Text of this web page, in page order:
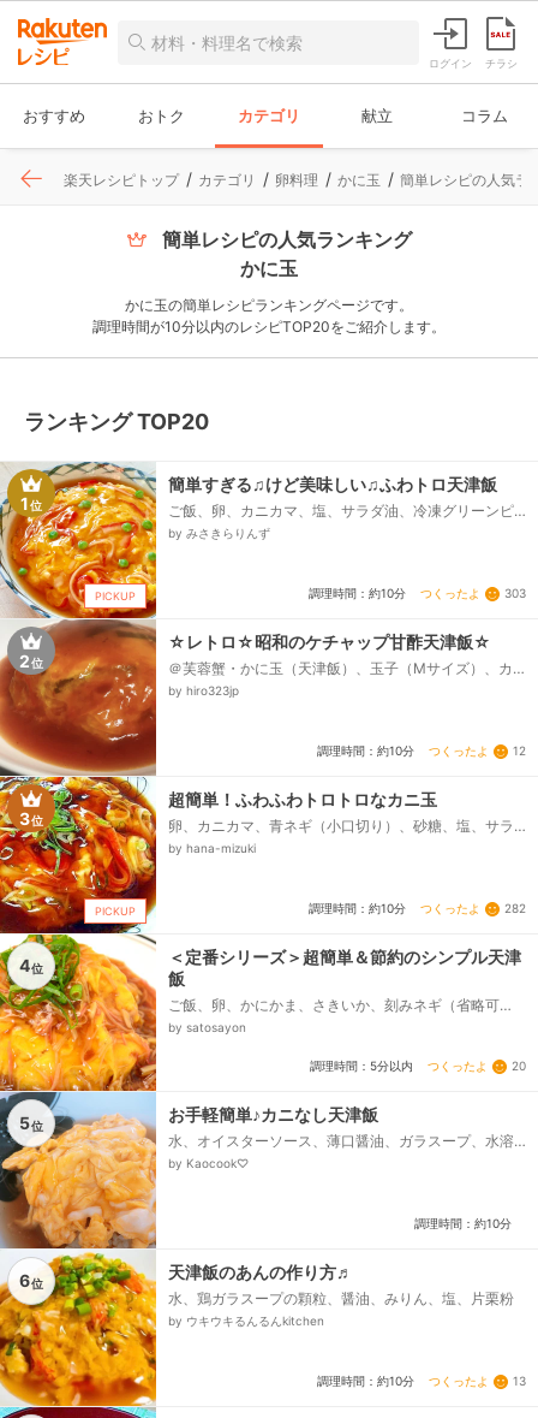
ログイン チラシ
おすすめ おトク カテゴリ 献立 コラム
楽天レシピトップ カテゴリ 卵料理 かに玉 簡単レシピの人気ラ
簡単レシピの人気ランキング
かに玉
かに玉の簡単レシピランキングページです。
調理時間が10分以内のレシピTOP20をご紹介します。
ランキング TOP20
1位
PICKUP
簡単すぎる♫けど美味しい♫ふわトロ天津飯
ご飯、卵、カニカマ、塩、サラダ油、冷凍グリーンピ
ース、【甘酢あん】、◎水、◎醤油、◎砂糖、◎オイス
by みさきらりんず
調理時間：約10分 つくったよ 303
2位
☆レトロ☆昭和のケチャップ甘酢天津飯☆
＠芙蓉蟹・かに玉（天津飯）、玉子（Mサイズ）、カ
ニカマ(小)又は蟹缶、にら、長ネギ、醤油、酒、塩、コ
ャップ、★砂糖、★お酢、水溶き片栗粉、ごま油、サ
by hiro323jp
調理時間：約10分 つくったよ 12
3位
PICKUP
超簡単！ふわふわトロトロなカニ玉
卵、カニカマ、青ネギ（小口切り）、砂糖、塩、サラ
ダ油、～甘酢あん～、○水、○酒、○醤油、○砂糖、○
by hana-mizuki
調理時間：約10分 つくったよ 282
4位
＜定番シリーズ＞超簡単＆節約のシンプル天津
飯
ご飯、卵、かにかま、さきいか、刻みネギ（省略可
能）、●めんつゆ（2倍濃縮タイプ）、●オイスターソ
by satosayon
調理時間：5分以内 つくったよ 20
5位
お手軽簡単♪カニなし天津飯
水、オイスターソース、薄口醤油、ガラスープ、水溶
き片栗粉、温かいご飯、卵、塩こしょう
by Kaocook♡
調理時間：約10分
6位
天津飯のあんの作り方♬
水、鶏ガラスープの顆粒、醤油、みりん、塩、片栗粉
by ウキウキるんるんkitchen
調理時間：約10分 つくったよ 13